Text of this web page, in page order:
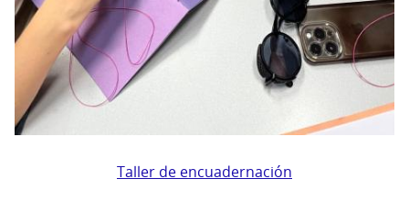
Taller de encuadernación